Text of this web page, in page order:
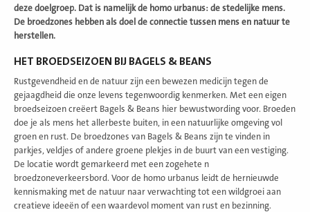
deze doelgroep. Dat is namelijk de homo urbanus: de stedelijke mens.
De broedzones hebben als doel de connectie tussen mens en natuur te
herstellen.
HET BROEDSEIZOEN BIJ BAGELS & BEANS
Rustgevendheid en de natuur zijn een bewezen medicijn tegen de
gejaagdheid die onze levens tegenwoordig kenmerken. Met een eigen
broedseizoen creëert Bagels & Beans hier bewustwording voor. Broeden
doe je als mens het allerbeste buiten, in een natuurlijke omgeving vol
groen en rust. De broedzones van Bagels & Beans zijn te vinden in
parkjes, veldjes of andere groene plekjes in de buurt van een vestiging.
De locatie wordt gemarkeerd met een zogehete n
broedzoneverkeersbord. Voor de homo urbanus leidt de hernieuwde
kennismaking met de natuur naar verwachting tot een wildgroei aan
creatieve ideeën of een waardevol moment van rust en bezinning.